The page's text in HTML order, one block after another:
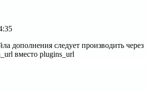
дополнения следует производить через
вместо plugins_url